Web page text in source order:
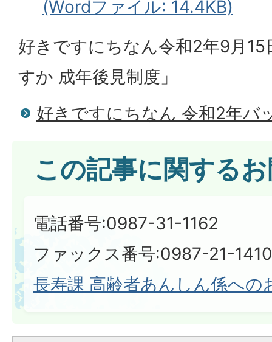
(Wordファイル: 14.4KB)
好きですにちなん令和2年9月15
すか 成年後見制度」
好きですにちなん 令和2年バ
この記事に関する
電話番号:0987-31-1162
ファックス番号:0987-21-1410
長寿課 高齢者あんしん係への